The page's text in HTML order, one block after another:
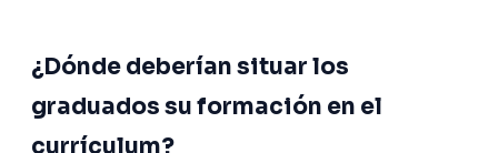
¿Dónde deberían situar los
graduados su formación en el
currículum?